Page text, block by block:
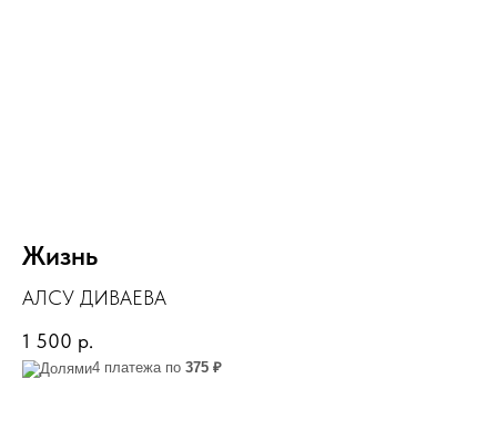
Жизнь
АЛСУ ДИВАЕВА
1 500 р.
4 платежа по 375 ₽